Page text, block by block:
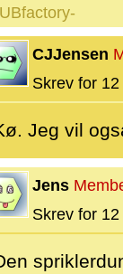
CJJensen
Skrev for
Jeg vil
Jens
Skrev for